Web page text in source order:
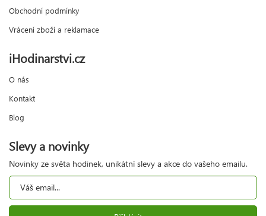
Obchodní podmínky
Vrácení zboží a reklamace
iHodinarstvi.cz
O nás
Kontakt
Blog
Slevy a novinky
Novinky ze světa hodinek, unikátní slevy a akce do vašeho emailu.